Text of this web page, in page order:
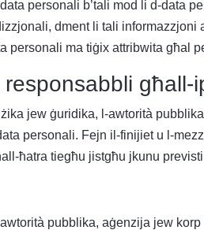
personali b’tali mod li d-data
dment li tali
personali ma tiġix attribwita għal
għall-
jew ġuridika, l-awtorità
personali. Fejn il-finijiet u l-
ħatra tiegħu jistgħu jkunu
pubblika, aġenzija jew